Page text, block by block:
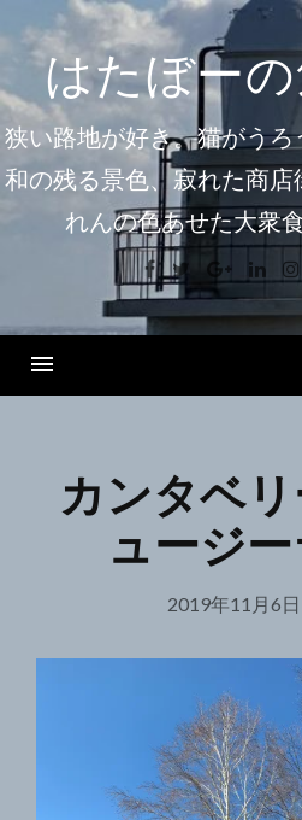
ン
ツ
へ
はたぼー
狭い路地が好き。猫がう
和の残る景色、寂れた商
れんの色あせた大衆
Facebook
Twitter Google+
カンタベ
ュージ
2019年11月6日